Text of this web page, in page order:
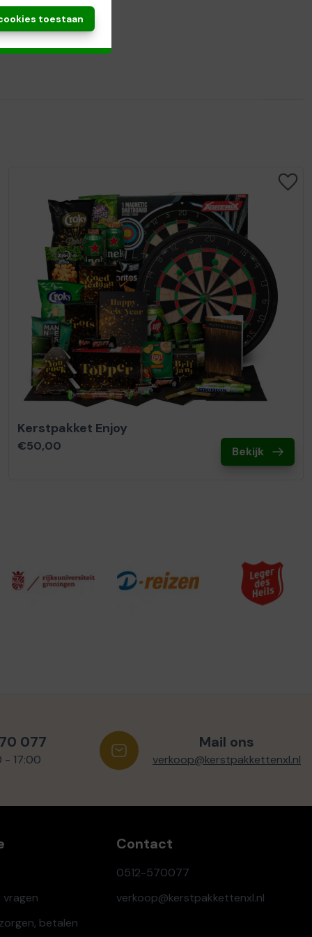
toestaan
Kerstpakket Enjoy
€50,00 Bekijk
077
- 17:00
Mail ons
verkoop@kerstpakkettenxl.nl
vragen
betalen
Contact
0512-570077
verkoop@kerstpakkettenxl.nl